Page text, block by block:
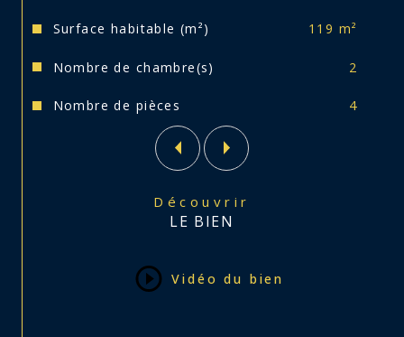
Surface habitable (m²) 119 m²
Nombre de chambre(s) 2
Nombre de pièces 4
Découvrir
LE BIEN
Vidéo du bien